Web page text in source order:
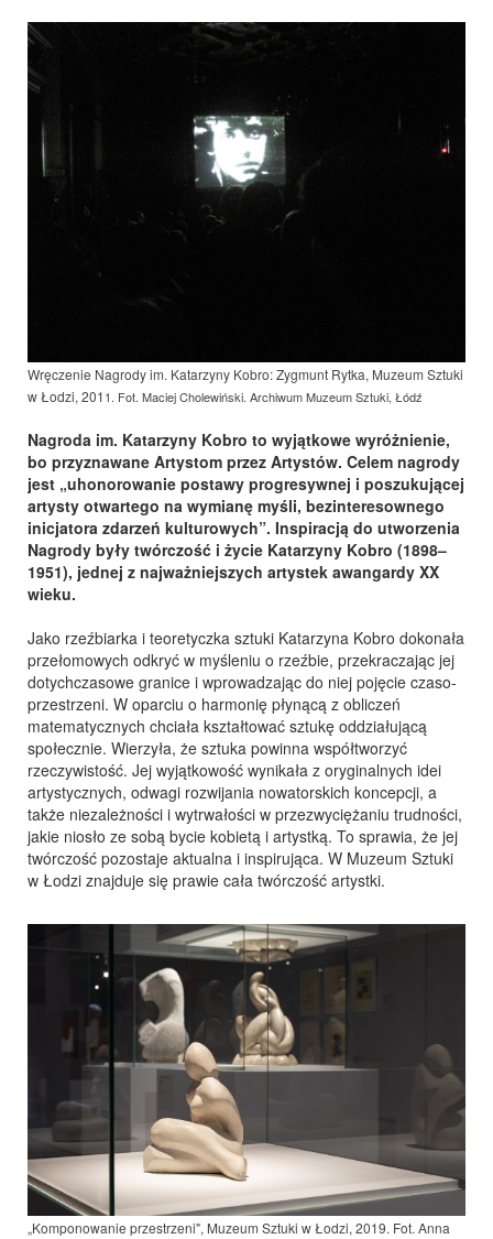
Wręczenie Nagrody im. Katarzyny Kobro: Zygmunt Rytka, Muzeum Sztuki
w Łodzi, 2011. Fot. Maciej Cholewiński. Archiwum Muzeum Sztuki, Łódź
Nagroda im. Katarzyny Kobro to wyjątkowe wyróżnienie,
bo przyznawane Artystom przez Artystów. Celem nagrody
jest „uhonorowanie postawy progresywnej i poszukującej
artysty otwartego na wymianę myśli, bezinteresownego
inicjatora zdarzeń kulturowych”. Inspiracją do utworzenia
Nagrody były twórczość i życie Katarzyny Kobro (1898–
1951), jednej z najważniejszych artystek awangardy XX
wieku.
Jako rzeźbiarka i teoretyczka sztuki Katarzyna Kobro dokonała
przełomowych odkryć w myśleniu o rzeźbie, przekraczając jej
dotychczasowe granice i wprowadzając do niej pojęcie czaso-
przestrzeni. W oparciu o harmonię płynącą z obliczeń
matematycznych chciała kształtować sztukę oddziałującą
społecznie. Wierzyła, że sztuka powinna współtworzyć
rzeczywistość. Jej wyjątkowość wynikała z oryginalnych idei
artystycznych, odwagi rozwijania nowatorskich koncepcji, a
także niezależności i wytrwałości w przezwyciężaniu trudności,
jakie niosło ze sobą bycie kobietą i artystką. To sprawia, że jej
twórczość pozostaje aktualna i inspirująca. W Muzeum Sztuki
w Łodzi znajduje się prawie cała twórczość artystki.
„Komponowanie przestrzeni", Muzeum Sztuki w Łodzi, 2019. Fot. Anna